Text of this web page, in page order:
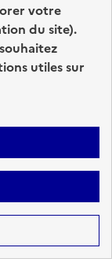
Plan du site
votre
du site).
utiles sur